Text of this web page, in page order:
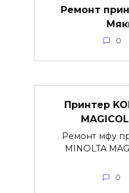
Ремонт
0
Принтер
Ремонт мфу
MINOLTA
0